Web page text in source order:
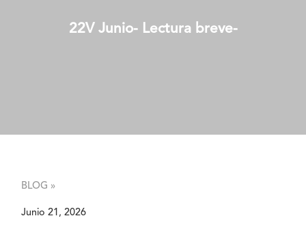
22V Junio- Lectura breve-
BLOG »
Junio 21, 2026